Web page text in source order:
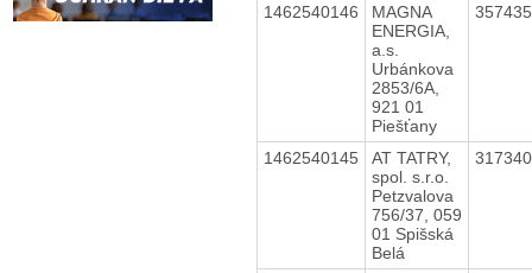
1462540146
MAGNA
ENERGIA,
a.s.
Urbánkova
2853/6A,
921 01
Piešťany
1462540145
AT TATRY,
spol. s.r.o.
Petzvalova
756/37, 059
01 Spišská
Belá